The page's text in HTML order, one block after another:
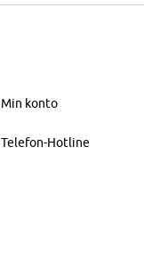
Min konto
Telefon-Hotline